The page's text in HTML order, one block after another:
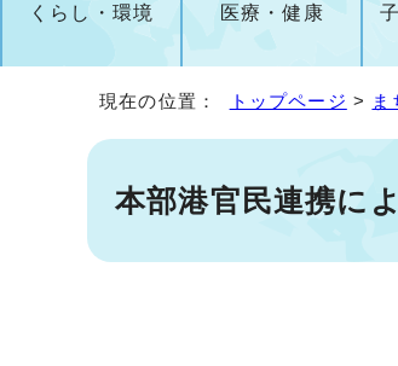
くらし・環境 医療・健康
現在の位置： トップページ > ま
本部港官民連携に